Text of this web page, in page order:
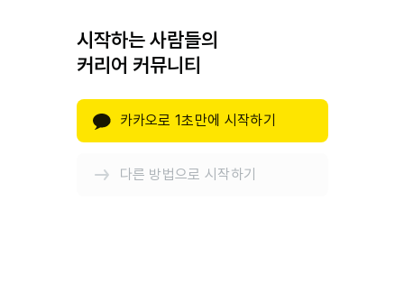
시작하는 사람들의
커리어 커뮤니티
카카오로 1초만에 시작하기
다른 방법으로 시작하기